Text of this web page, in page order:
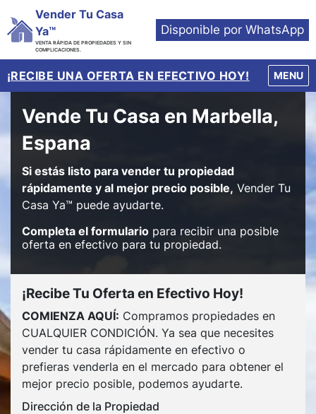
Vender Tu Casa
Ya™
VENTA RÁPIDA DE PROPIEDADES Y SIN
COMPLICACIONES.
Disponible por WhatsApp
¡RECIBE UNA OFERTA EN EFECTIVO HOY! MENU
OPEN
Vende Tu Casa en Marbella,
Espana
Si estás listo para vender tu propiedad
rápidamente y al mejor precio posible, Vender Tu
Casa Ya™ puede ayudarte.
Completa el formulario para recibir una posible
oferta en efectivo para tu propiedad.
¡Recibe Tu Oferta en Efectivo Hoy!
COMIENZA AQUÍ: Compramos propiedades en
CUALQUIER CONDICIÓN. Ya sea que necesites
vender tu casa rápidamente en efectivo o
prefieras venderla en el mercado para obtener el
mejor precio posible, podemos ayudarte.
Dirección de la Propiedad